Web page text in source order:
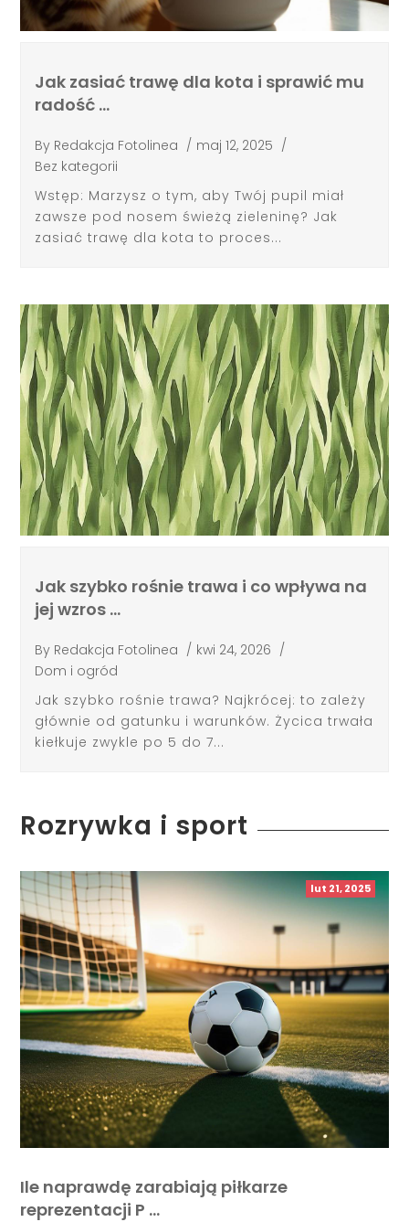
Jak zasiać trawę dla kota i sprawić mu
radość …
By Redakcja Fotolinea / maj 12, 2025 /
Bez kategorii
Wstęp: Marzysz o tym, aby Twój pupil miał
zawsze pod nosem świeżą zieleninę? Jak
zasiać trawę dla kota to proces...
Jak szybko rośnie trawa i co wpływa na
jej wzros …
By Redakcja Fotolinea / kwi 24, 2026 /
Dom i ogród
Jak szybko rośnie trawa? Najkrócej: to zależy
głównie od gatunku i warunków. Życica trwała
kiełkuje zwykle po 5 do 7...
Rozrywka i sport
lut 21, 2025
Ile naprawdę zarabiają piłkarze
reprezentacji P …